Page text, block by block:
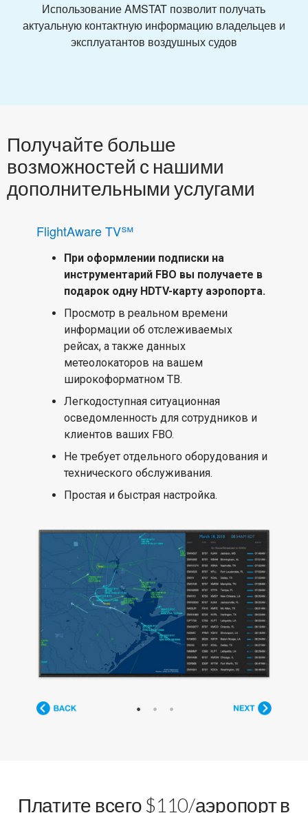
Использование AMSTAT позволит получать
актуальную контактную информацию владельцев и
эксплуатантов воздушных судов
Получайте больше
возможностей с нашими
дополнительными услугами
FlightAware TV℠
При оформлении подписки на
инструментарий FBO вы получаете в
подарок одну HDTV-карту аэропорта.
Просмотр в реальном времени
информации об отслеживаемых
рейсах, а также данных
метеолокаторов на вашем
широкоформатном ТВ.
Легкодоступная ситуационная
осведомленность для сотрудников и
клиентов ваших FBO.
Не требует отдельного оборудования и
технического обслуживания.
Простая и быстрая настройка.
Платите всего $110/аэропорт в